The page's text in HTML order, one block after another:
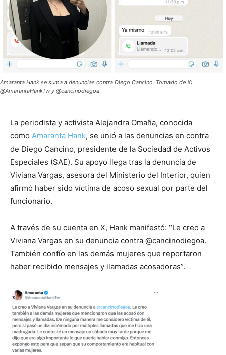
Amaranta Hank se suma a denuncias contra Diego Cancino. Tomado de X:
@AmarantaHankTw y @cancinodiegoa
La periodista y activista Alejandra Omaña, conocida
como Amaranta Hank, se unió a las denuncias en contra
de Diego Cancino, presidente de la Sociedad de Activos
Especiales (SAE). Su apoyo llega tras la denuncia de
Viviana Vargas, asesora del Ministerio del Interior, quien
afirmó haber sido víctima de acoso sexual por parte del
funcionario.
A través de su cuenta en X, Hank manifestó: “Le creo a
Viviana Vargas en su denuncia contra @cancinodiegoa.
También confío en las demás mujeres que reportaron
haber recibido mensajes y llamadas acosadoras”.